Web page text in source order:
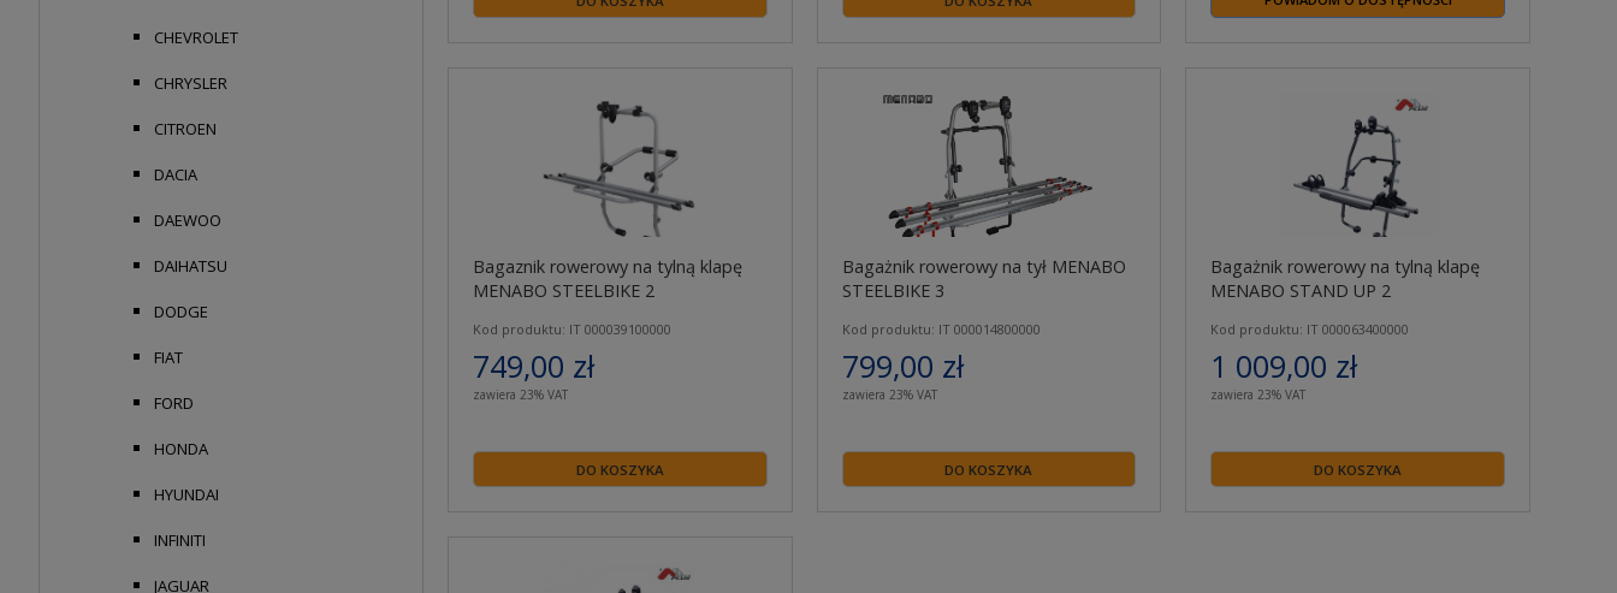
CHEVROLET
CHRYSLER
CITROEN
DACIA
DAEWOO
DAIHATSU
DODGE
FIAT
FORD
HONDA
HYUNDAI
INFINITI
JAGUAR
Bagaznik rowerowy na tylną klapę
MENABO STEELBIKE 2
Kod produktu: IT 000039100000
749,00 zł
zawiera 23% VAT
DO KOSZYKA
Bagażnik rowerowy na tył MENABO
STEELBIKE 3
Kod produktu: IT 000014800000
799,00 zł
zawiera 23% VAT
DO KOSZYKA
Bagażnik rowerowy na tylną klapę
MENABO STAND UP 2
Kod produktu: IT 000063400000
1 009,00 zł
zawiera 23% VAT
DO KOSZYKA